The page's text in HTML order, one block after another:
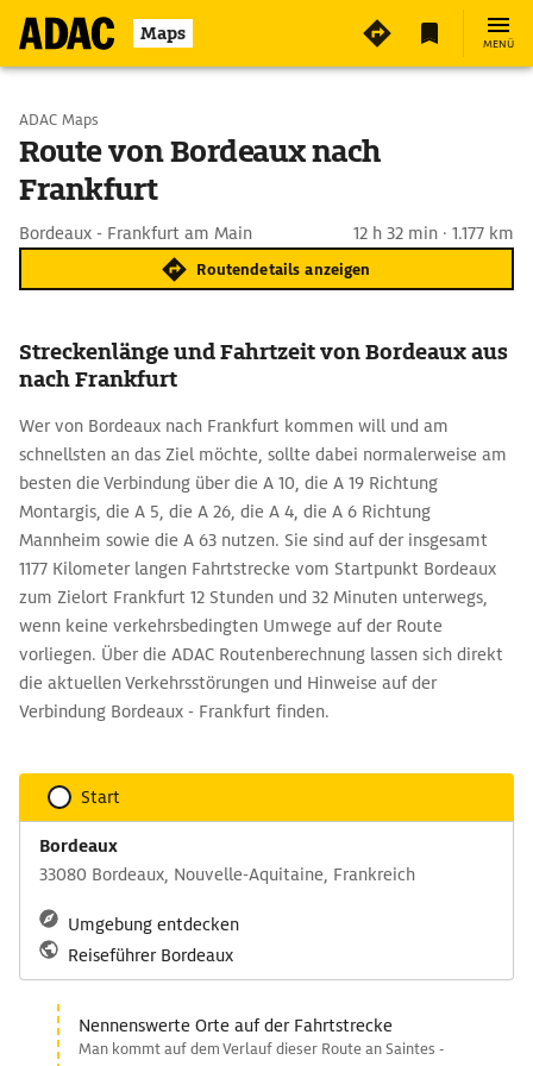
Maps MENÜ
Start wählen
Ziel eingeben
ADAC Maps
Route von Bordeaux nach
Frankfurt
Bordeaux - Frankfurt am Main 12 h 32 min · 1.177 km
Routendetails anzeigen
Streckenlänge und Fahrtzeit von Bordeaux aus
nach Frankfurt
Wer von Bordeaux nach Frankfurt kommen will und am
schnellsten an das Ziel möchte, sollte dabei normalerweise am
besten die Verbindung über die A 10, die A 19 Richtung
Montargis, die A 5, die A 26, die A 4, die A 6 Richtung
Mannheim sowie die A 63 nutzen. Sie sind auf der insgesamt
1177 Kilometer langen Fahrtstrecke vom Startpunkt Bordeaux
zum Zielort Frankfurt 12 Stunden und 32 Minuten unterwegs,
wenn keine verkehrsbedingten Umwege auf der Route
vorliegen. Über die ADAC Routenberechnung lassen sich direkt
die aktuellen Verkehrsstörungen und Hinweise auf der
Verbindung Bordeaux - Frankfurt finden.
Start
Bordeaux
33080 Bordeaux, Nouvelle-Aquitaine, Frankreich
Umgebung entdecken
Reiseführer Bordeaux
Nennenswerte Orte auf der Fahrtstrecke
Man kommt auf dem Verlauf dieser Route an Saintes -